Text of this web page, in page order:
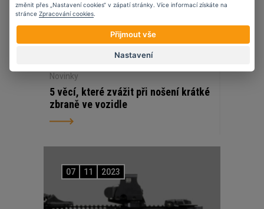
Novinky
5 věcí, které zvážit při nošení krátké
zbraně ve vozidle
07 11 2023
změnit přes „Nastavení cookies“ v zápatí stránky. Více informací získáte na
stránce Zpracování cookies
Přijmout vše
Nastavení